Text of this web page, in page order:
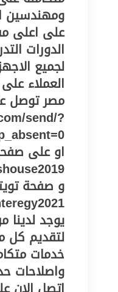
ومهندسين
على اعلى
الدورات
لجميع
العملاء
مصر توصل
send/?
او على
و صفحة
يوجد لدينا
لتقديم
خدمات
واصلاحات